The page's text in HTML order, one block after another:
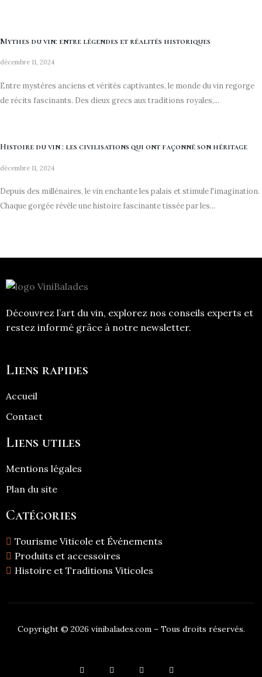
Mythes du vin: entre légendes et réalités historiques
décembre 11, 2024
Entre mystères anciens et vérités captivantes, le monde du vin regorge
de récits fascinants. Des dieux grecs aux traditions royales,...
Histoire du vin : les civilisations qui ont façonné son héritage
décembre 11, 2024
Depuis des millénaires, le vin enchante les palais et stimule l'imagination.
Chaque gorgée révèle une histoire fascinante tissée par les...
Découvrez l’art du vin, explorez nos conseils experts et
restez informé grâce à notre newsletter.
Liens rapides
Accueil
Contact
Liens utiles
Mentions légales
Plan du site
Catégories
Tourisme Viticole et Événements
Produits et accessoires
Histoire et Traditions Viticoles
Copyright © 2026 vinibalades.com – Tous droits réservés.